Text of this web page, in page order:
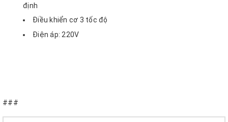
định
Điều khiển cơ 3 tốc độ
Điện áp: 220V
###